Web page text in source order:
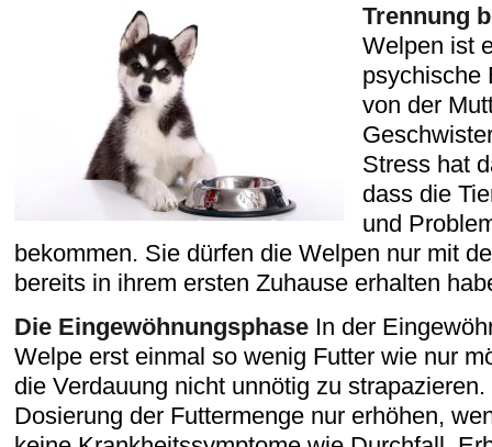
Trennung
Welpen ist
psychische
von der
Stress hat
dass die
und
bekommen. Sie dürfen die Welpen nur mit
bereits in ihrem ersten Zuhause erhalten
Die Eingewöhnungsphase In der
Welpe erst einmal so wenig Futter wie nur
die Verdauung nicht unnötig zu
Dosierung der Futtermenge nur erhöhen,